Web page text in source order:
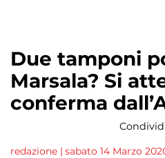
Due tamponi
Marsala? Si
conferma
redazione | sabato 14 Marzo